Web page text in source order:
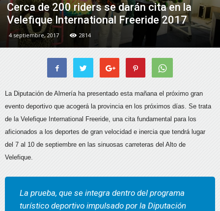
Cerca de 200 riders se darán cita en la
Velefique International Freeride 2017
4 septiembre, 2017 2814
La Diputación de Almería ha presentado esta mañana el próximo gran
evento deportivo que acogerá la provincia en los próximos días. Se trata
de la Velefique International Freeride, una cita fundamental para los
aficionados a los deportes de gran velocidad e inercia que tendrá lugar
del 7 al 10 de septiembre en las sinuosas carreteras del Alto de
Velefique.
La prueba, que se integra dentro del programa
turístico deportivo impulsado por la Diputación